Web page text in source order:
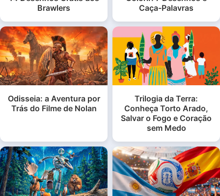
Brawlers
Caça-Palavras
Odisseia: a Aventura por
Trás do Filme de Nolan
Trilogia da Terra:
Conheça Torto Arado,
Salvar o Fogo e Coração
sem Medo